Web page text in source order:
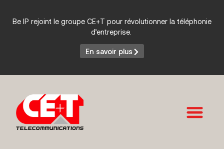
Be IP rejoint le groupe CE+T pour révolutionner la téléphonie
d’entreprise.
En savoir plus